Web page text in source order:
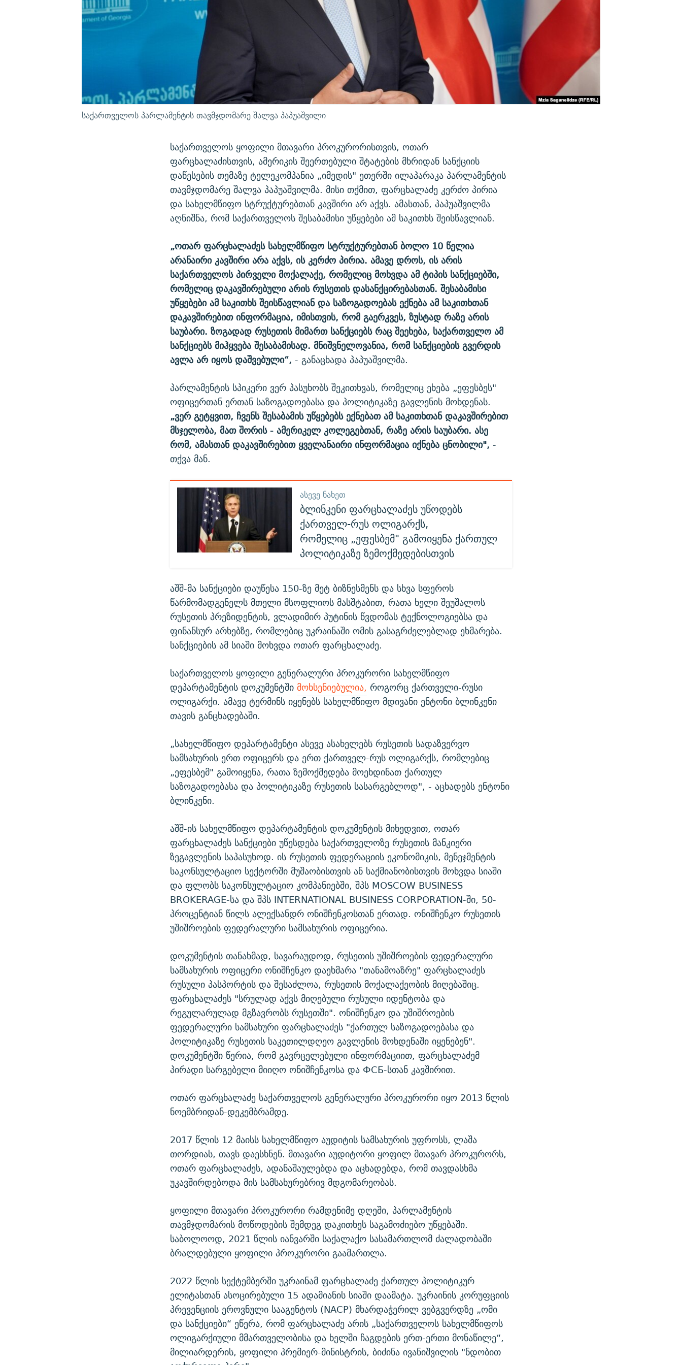
საქართველოს პარლამენტის თავმჯდომარე შალვა პაპუაშვილი
საქართველოს ყოფილი მთავარი პროკურორისთვის, ოთარ
ფარცხალაძისთვის, ამერიკის შეერთებული შტატების მხრიდან სანქციის
დაწესების თემაზე ტელეკომპანია „იმედის" ეთერში ილაპარაკა პარლამენტის
თავმჯდომარე შალვა პაპუაშვილმა. მისი თქმით, ფარცხალაძე კერძო პირია
და სახელმწიფო სტრუქტურებთან კავშირი არ აქვს. ამასთან, პაპუაშვილმა
აღნიშნა, რომ საქართველოს შესაბამისი უწყებები ამ საკითხს შეისწავლიან.
„ოთარ ფარცხალაძეს სახელმწიფო სტრუქტურებთან ბოლო 10 წელია
არანაირი კავშირი არა აქვს, ის კერძო პირია. ამავე დროს, ის არის
საქართველოს პირველი მოქალაქე, რომელიც მოხვდა ამ ტიპის სანქციებში,
რომელიც დაკავშირებული არის რუსეთის დასანქცირებასთან. შესაბამისი
უწყებები ამ საკითხს შეისწავლიან და საზოგადოებას ექნება ამ საკითხთან
დაკავშირებით ინფორმაცია, იმისთვის, რომ გაერკვეს, ზუსტად რაზე არის
საუბარი. ზოგადად რუსეთის მიმართ სანქციებს რაც შეეხება, საქართველო ამ
სანქციებს მიჰყვება შესაბამისად. მნიშვნელოვანია, რომ სანქციების გვერდის
ავლა არ იყოს დაშვებული“, - განაცხადა პაპუაშვილმა.
პარლამენტის სპიკერი ვერ პასუხობს შეკითხვას, რომელიც ეხება „ეფესბეს"
ოფიცერთან ერთან საზოგადოებასა და პოლიტიკაზე გავლენის მოხდენას.
„ვერ გეტყვით, ჩვენს შესაბამის უწყებებს ექნებათ ამ საკითხთან დაკავშირებით
მსჯელობა, მათ შორის - ამერიკელ კოლეგებთან, რაზე არის საუბარი. ასე
რომ, ამასთან დაკავშირებით ყველანაირი ინფორმაცია იქნება ცნობილი",-
თქვა მან.
ᲐᲡᲔᲕᲔ ᲜᲐᲮᲔᲗ
ბლინკენი ფარცხალაძეს უწოდებს
ქართველ-რუს ოლიგარქს,
რომელიც „ეფესბემ" გამოიყენა ქართულ
პოლიტიკაზე ზემოქმედებისთვის
აშშ-მა სანქციები დაუწესა 150-ზე მეტ ბიზნესმენს და სხვა სფეროს
წარმომადგენელს მთელი მსოფლიოს მასშტაბით, რათა ხელი შეუშალოს
რუსეთის პრეზიდენტის, ვლადიმირ პუტინის წვდომას ტექნოლოგიებსა და
ფინანსურ არხებზე, რომლებიც უკრაინაში ომის გასაგრძელებლად ეხმარება.
სანქციების ამ სიაში მოხვდა ოთარ ფარცხალაძე.
საქართველოს ყოფილი გენერალური პროკურორი სახელმწიფო
დეპარტამენტის დოკუმენტშიმოხსენიებულია, როგორც ქართველი-რუსი
ოლიგარქი. ამავე ტერმინს იყენებს სახელმწიფო მდივანი ენტონი ბლინკენი
თავის განცხადებაში.
„სახელმწიფო დეპარტამენტი ასევე ასახელებს რუსეთის სადაზვერვო
სამსახურის ერთ ოფიცერს და ერთ ქართველ-რუს ოლიგარქს, რომლებიც
„ეფესბემ" გამოიყენა, რათა ზემოქმედება მოეხდინათ ქართულ
საზოგადოებასა და პოლიტიკაზე რუსეთის სასარგებლოდ", - აცხადებს ენტონი
ბლინკენი.
აშშ-ის სახელმწიფო დეპარტამენტის დოკუმენტის მიხედვით, ოთარ
ფარცხალაძეს სანქციები უწესდება საქართველოზე რუსეთის მანკიერი
ზეგავლენის საპასუხოდ. ის რუსეთის ფედერაციის ეკონომიკის, მენეჯმენტის
საკონსულტაციო სექტორში მუშაობისთვის ან საქმიანობისთვის მოხვდა სიაში
და ფლობს საკონსულტაციო კომპანიებში, შპს MOSCOW BUSINESS
BROKERAGE-სა და შპს INTERNATIONAL BUSINESS CORPORATION-ში, 50-
პროცენტიან წილს ალექსანდრ ონიშჩენკოსთან ერთად. ონიშჩენკო რუსეთის
უშიშროების ფედერალური სამსახურის ოფიცერია.
დოკუმენტის თანახმად, სავარაუდოდ, რუსეთის უშიშროების ფედერალური
სამსახურის ოფიცერი ონიშჩენკო დაეხმარა "თანამოაზრე" ფარცხალაძეს
რუსული პასპორტის და შესაძლოა, რუსეთის მოქალაქეობის მიღებაშიც.
ფარცხალაძეს "სრულად აქვს მიღებული რუსული იდენტობა და
რეგულარულად მგზავრობს რუსეთში". ონიშჩენკო და უშიშროების
ფედერალური სამსახური ფარცხალაძეს "ქართულ საზოგადოებასა და
პოლიტიკაზე რუსეთის საკეთილდღეო გავლენის მოხდენაში იყენებენ".
დოკუმენტში წერია, რომ გავრცელებული ინფორმაციით, ფარცხალაძემ
პირადი სარგებელი მიიღო ონიშჩენკოსა და ФСБ-სთან კავშირით.
ოთარ ფარცხალაძე საქართველოს გენერალური პროკურორი იყო 2013 წლის
ნოემბრიდან-დეკემბრამდე.
2017 წლის 12 მაისს სახელმწიფო აუდიტის სამსახურის უფროსს, ლაშა
თორდიას, თავს დაესხნენ. მთავარი აუდიტორი ყოფილ მთავარ პროკურორს,
ოთარ ფარცხალაძეს, ადანაშაულებდა და აცხადებდა, რომ თავდასხმა
უკავშირდებოდა მის სამსახურებრივ მდგომარეობას.
ყოფილი მთავარი პროკურორი რამდენიმე დღეში, პარლამენტის
თავმჯდომარის მოწოდების შემდეგ დაკითხეს საგამოძიებო უწყებაში.
საბოლოოდ, 2021 წლის იანვარში საქალაქო სასამართლომ ძალადობაში
ბრალდებული ყოფილი პროკურორი გაამართლა.
2022 წლის სექტემბერში უკრაინამ ფარცხალაძე ქართულ პოლიტიკურ
ელიტასთან ასოცირებული 15 ადამიანის სიაში დაამატა. უკრაინის კორუფციის
პრევენციის ეროვნული სააგენტოს (NACP) მხარდაჭერილ ვებგვერდზე „ომი
და სანქციები“ ეწერა, რომ ფარცხალაძე არის „საქართველოს სახელმწიფოს
ოლიგარქიული მმართველობისა და ხელში ჩაგდების ერთ-ერთი მონაწილე“,
მილიარდერის, ყოფილი პრემიერ-მინისტრის, ბიძინა ივანიშვილის "ნდობით